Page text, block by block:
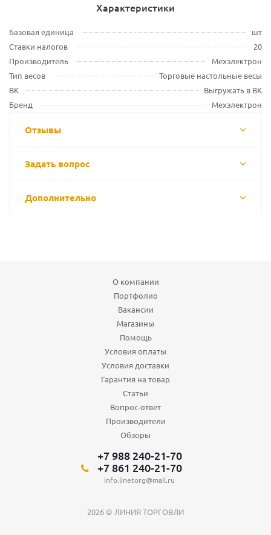
Характеристики
Базовая единица
шт
Ставки налогов
20
Производитель
Мехэлектрон
Тип весов
Торговые настольные весы
ВК
Выгружать в ВК
Бренд
Мехэлектрон
Отзывы
Задать вопрос
Дополнительно
О компании
Портфолио
Вакансии
Магазины
Помощь
Условия оплаты
Условия доставки
Гарантия на товар
Статьи
Вопрос-ответ
Производители
Обзоры
+7 988 240-21-70
+7 861 240-21-70
info.linetorg@mail.ru
2026 © ЛИНИЯ ТОРГОВЛИ